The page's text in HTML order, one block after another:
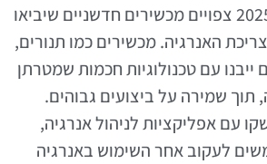
משמעותית. בשנת 2025 צפויים מכשירים חדשניים שיביאו
האנרגיה. מכשירים כמו תנורים,
ייבנו עם טכנולוגיות חכמות שמטרתן
שמירה על ביצועים גבוהים.
עם אפליקציות לניהול אנרגיה,
לעקוב אחר השימוש באנרגיה